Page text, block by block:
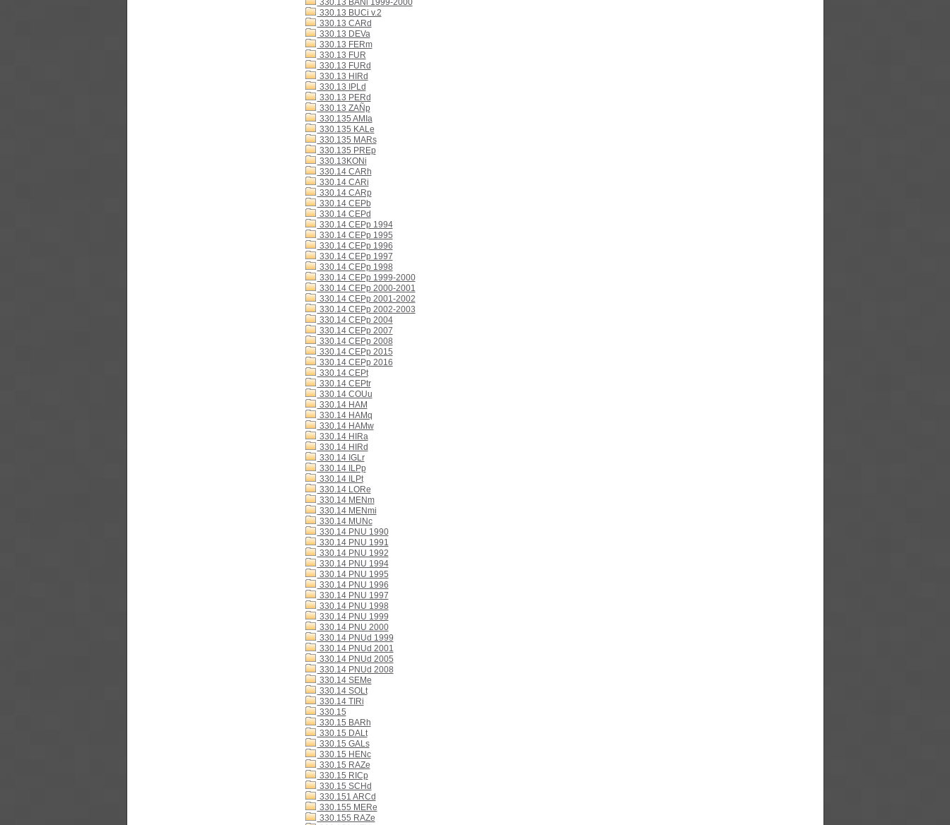
330.13 BANi 1999-2000
330.13 BUCi v.2
330.13 CARd
330.13 DEVa
330.13 FERm
330.13 FUR
330.13 FURd
330.13 HIRd
330.13 IPLd
330.13 PERd
330.13 ZAÑp
330.135 AMIa
330.135 KALe
330.135 MARs
330.135 PREp
330.13KONi
330.14 CARh
330.14 CARi
330.14 CARp
330.14 CEPb
330.14 CEPd
330.14 CEPp 1994
330.14 CEPp 1995
330.14 CEPp 1996
330.14 CEPp 1997
330.14 CEPp 1998
330.14 CEPp 1999-2000
330.14 CEPp 2000-2001
330.14 CEPp 2001-2002
330.14 CEPp 2002-2003
330.14 CEPp 2004
330.14 CEPp 2007
330.14 CEPp 2008
330.14 CEPp 2015
330.14 CEPp 2016
330.14 CEPt
330.14 CEPtr
330.14 COUu
330.14 HAM
330.14 HAMq
330.14 HAMw
330.14 HIRa
330.14 HIRd
330.14 IGLr
330.14 ILPp
330.14 ILPt
330.14 LORe
330.14 MENm
330.14 MENmi
330.14 MUNc
330.14 PNU 1990
330.14 PNU 1991
330.14 PNU 1992
330.14 PNU 1994
330.14 PNU 1995
330.14 PNU 1996
330.14 PNU 1997
330.14 PNU 1998
330.14 PNU 1999
330.14 PNU 2000
330.14 PNUd 1999
330.14 PNUd 2001
330.14 PNUd 2005
330.14 PNUd 2008
330.14 SEMe
330.14 SOLt
330.14 TIRi
330.15
330.15 BARh
330.15 DALt
330.15 GALs
330.15 HENc
330.15 RAZe
330.15 RICp
330.15 SCHd
330.151 ARCd
330.155 MERe
330.155 RAZe